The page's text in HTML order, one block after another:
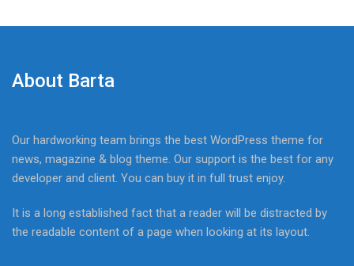
About Barta
Our hardworking team brings the best WordPress theme for
news, magazine & blog theme. Our support is the best for any
developer and client. You can buy it in full trust enjoy.
It is a long established fact that a reader will be distracted by
the readable content of a page when looking at its layout.